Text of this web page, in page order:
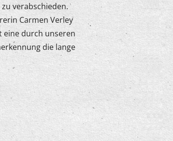
verabschieden.
Carmen Verley
eine durch unseren
die lange